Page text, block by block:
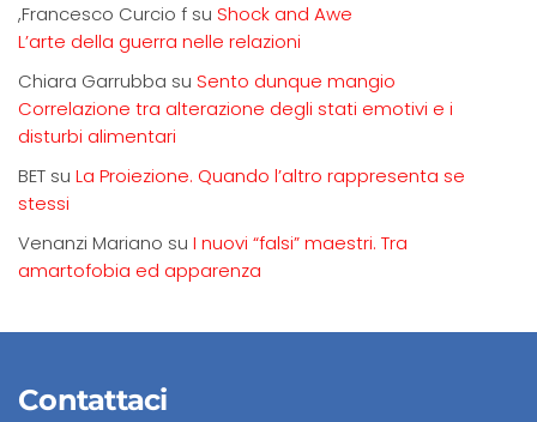
,Francesco Curcio f su Shock and Awe
L’arte della guerra nelle relazioni
Chiara Garrubba su Sento dunque mangio
Correlazione tra alterazione degli stati emotivi e i
disturbi alimentari
BET su La Proiezione. Quando l’altro rappresenta se
stessi
Venanzi Mariano su I nuovi “falsi” maestri. Tra
amartofobia ed apparenza
Contattaci